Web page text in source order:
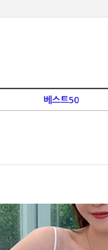
베스트50